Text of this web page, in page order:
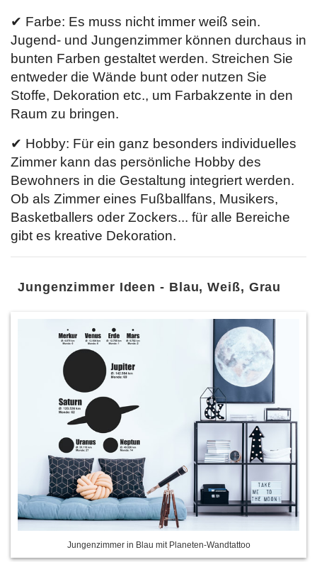
✔ Farbe: Es muss nicht immer weiß sein.
Jugend- und Jungenzimmer können durchaus in
bunten Farben gestaltet werden. Streichen Sie
entweder die Wände bunt oder nutzen Sie
Stoffe, Dekoration etc., um Farbakzente in den
Raum zu bringen.
✔ Hobby: Für ein ganz besonders individuelles
Zimmer kann das persönliche Hobby des
Bewohners in die Gestaltung integriert werden.
Ob als Zimmer eines Fußballfans, Musikers,
Basketballers oder Zockers... für alle Bereiche
gibt es kreative Dekoration.
Jungenzimmer Ideen - Blau, Weiß, Grau
Jungenzimmer in Blau mit Planeten-Wandtattoo